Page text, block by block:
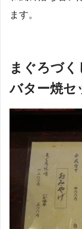
ます。
まぐろづ
バター焼セ